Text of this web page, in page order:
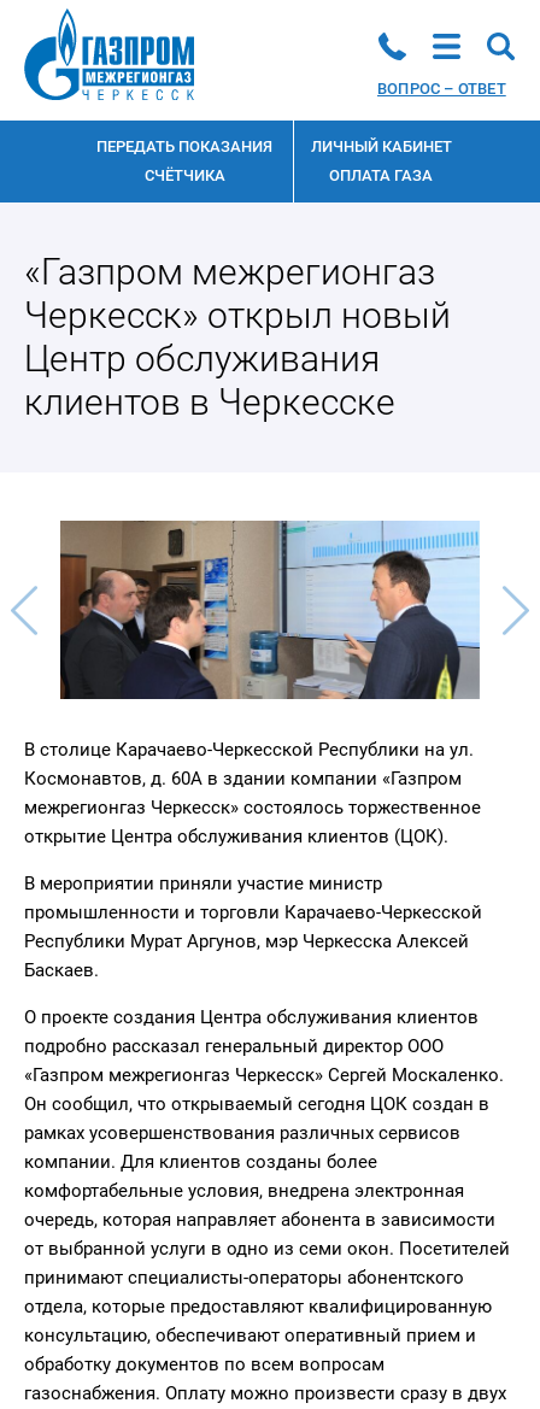
ВОПРОС – ОТВЕТ
ПЕРЕДАТЬ ПОКАЗАНИЯ
СЧЁТЧИКА
ЛИЧНЫЙ КАБИНЕТ
ОПЛАТА ГАЗА
«Газпром межрегионгаз
Черкесск» открыл новый
Центр обслуживания
клиентов в Черкесске
В столице Карачаево-Черкесской Республики на ул.
Космонавтов, д. 60А в здании компании «Газпром
межрегионгаз Черкесск» состоялось торжественное
открытие Центра обслуживания клиентов (ЦОК).
В мероприятии приняли участие министр
промышленности и торговли Карачаево-Черкесской
Республики Мурат Аргунов, мэр Черкесска Алексей
Баскаев.
О проекте создания Центра обслуживания клиентов
подробно рассказал генеральный директор ООО
«Газпром межрегионгаз Черкесск» Сергей Москаленко.
Он сообщил, что открываемый сегодня ЦОК создан в
рамках усовершенствования различных сервисов
компании. Для клиентов созданы более
комфортабельные условия, внедрена электронная
очередь, которая направляет абонента в зависимости
от выбранной услуги в одно из семи окон. Посетителей
принимают специалисты-операторы абонентского
отдела, которые предоставляют квалифицированную
консультацию, обеспечивают оперативный прием и
обработку документов по всем вопросам
газоснабжения. Оплату можно произвести сразу в двух